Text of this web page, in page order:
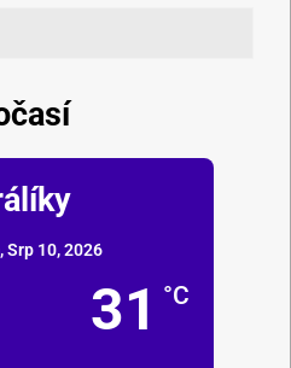
Srp 10, 2026
31 °C